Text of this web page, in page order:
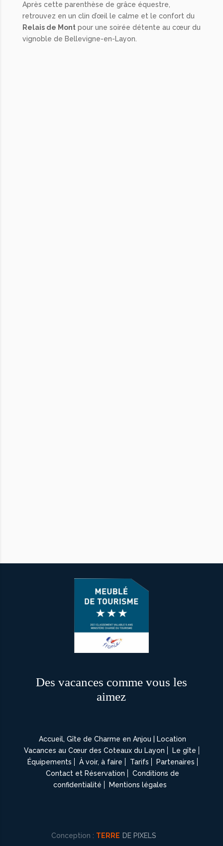
Après cette parenthèse de grâce équestre,
retrouvez en un clin d’œil le calme et le confort du
Relais de Montpour une soirée détente au cœur du
vignoble de Bellevigne-en-Layon.
Des vacances comme vous les
aimez
Accueil, Gîte de Charme en Anjou | Location
Vacances au Cœur des Coteaux du Layon
Le gîte
Équipements
À voir, à faire Tarifs
Partenaires
Contact et Réservation
Conditions de
confidentialité
Mentions légales
Conception : TERRE DE PIXELS